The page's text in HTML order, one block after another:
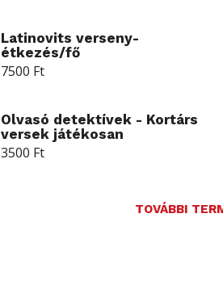
Latinovits verseny-
étkezés/fő
7500 Ft
Olvasó detektívek - Kortárs
versek játékosan
3500 Ft
TOVÁBBI